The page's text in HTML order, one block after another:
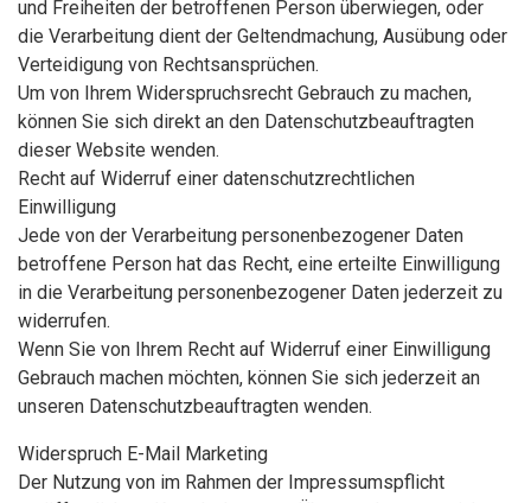
und Freiheiten der betroffenen Person überwiegen, oder
die Verarbeitung dient der Geltendmachung, Ausübung oder
Verteidigung von Rechtsansprüchen.
Um von Ihrem Widerspruchsrecht Gebrauch zu machen,
können Sie sich direkt an den Datenschutzbeauftragten
dieser Website wenden.
Recht auf Widerruf einer datenschutzrechtlichen
Einwilligung
Jede von der Verarbeitung personenbezogener Daten
betroffene Person hat das Recht, eine erteilte Einwilligung
in die Verarbeitung personenbezogener Daten jederzeit zu
widerrufen.
Wenn Sie von Ihrem Recht auf Widerruf einer Einwilligung
Gebrauch machen möchten, können Sie sich jederzeit an
unseren Datenschutzbeauftragten wenden.
Widerspruch E-Mail Marketing
Der Nutzung von im Rahmen der Impressumspflicht